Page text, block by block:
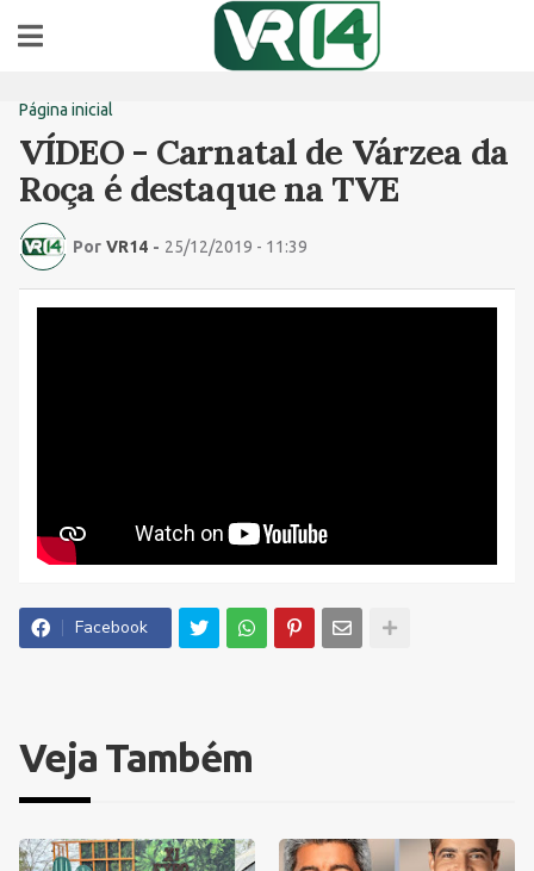
Página inicial
VÍDEO - Carnatal de Várzea da
Roça é destaque na TVE
Por VR14 - 25/12/2019 - 11:39
Facebook
Veja Também